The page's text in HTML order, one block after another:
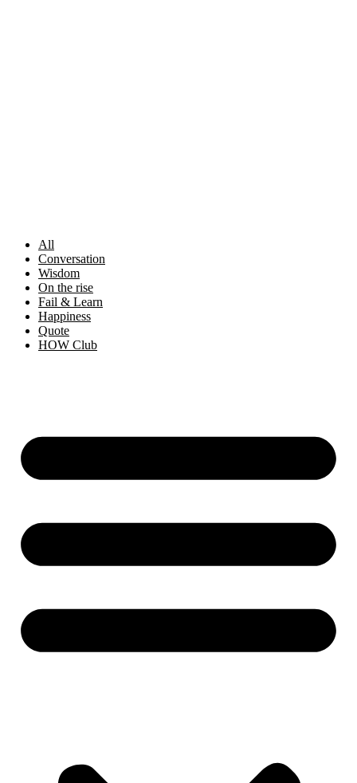
All
Conversation
Wisdom
On the rise
Fail & Learn
Happiness
Quote
HOW Club